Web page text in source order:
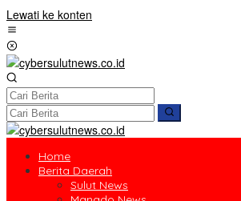
Lewati ke konten
Home
Berita Daerah
Sulut News